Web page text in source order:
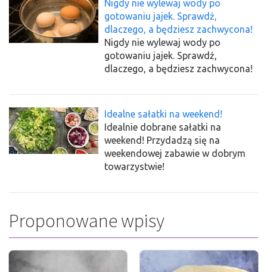
Nigdy nie wylewaj wody po
gotowaniu jajek. Sprawdź,
dlaczego, a będziesz zachwycona!
Nigdy nie wylewaj wody po
gotowaniu jajek. Sprawdź,
dlaczego, a będziesz zachwycona!
Idealne sałatki na weekend!
Idealnie dobrane sałatki na
weekend! Przydadzą się na
weekendowej zabawie w dobrym
towarzystwie!
Proponowane wpisy